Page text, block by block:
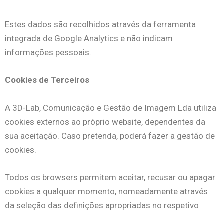
Estes dados são recolhidos através da ferramenta
integrada de Google Analytics e não indicam
informações pessoais.
Cookies de Terceiros
A 3D-Lab, Comunicação e Gestão de Imagem Lda utiliza
cookies externos ao próprio website, dependentes da
sua aceitação. Caso pretenda, poderá fazer a gestão de
cookies.
Todos os browsers permitem aceitar, recusar ou apagar
cookies a qualquer momento, nomeadamente através
da seleção das definições apropriadas no respetivo